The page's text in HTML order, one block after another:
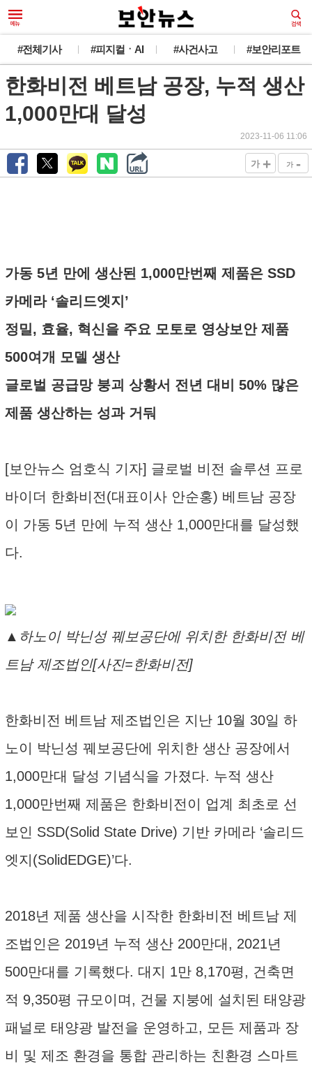
#전체기사 #피지컬ㆍAI #사건사고 #보안리포트
한화비전 베트남 공장, 누적 생산
1,000만대 달성
2023-11-06 11:06
가 + 가 -
가동 5년 만에 생산된 1,000만번째 제품은 SSD
카메라 ‘솔리드엣지’
정밀, 효율, 혁신을 주요 모토로 영상보안 제품
500여개 모델 생산
글로벌 공급망 붕괴 상황서 전년 대비 50% 많은
제품 생산하는 성과 거둬
[보안뉴스 엄호식 기자] 글로벌 비전 솔루션 프로
바이더 한화비전(대표이사 안순홍) 베트남 공장
이 가동 5년 만에 누적 생산 1,000만대를 달성했
다.
▲하노이 박닌성 꿰보공단에 위치한 한화비전 베
트남 제조법인[사진=한화비전]
한화비전 베트남 제조법인은 지난 10월 30일 하
노이 박닌성 꿰보공단에 위치한 생산 공장에서
1,000만대 달성 기념식을 가졌다. 누적 생산
1,000만번째 제품은 한화비전이 업계 최초로 선
보인 SSD(Solid State Drive) 기반 카메라 ‘솔리드
엣지(SolidEDGE)’다.
2018년 제품 생산을 시작한 한화비전 베트남 제
조법인은 2019년 누적 생산 200만대, 2021년
500만대를 기록했다. 대지 1만 8,170평, 건축면
적 9,350평 규모이며, 건물 지붕에 설치된 태양광
패널로 태양광 발전을 운영하고, 모든 제품과 장
비 및 제조 환경을 통합 관리하는 친환경 스마트